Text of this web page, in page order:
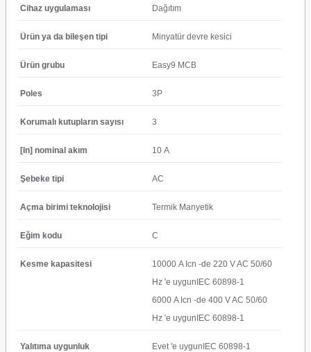
Cihaz uygulaması Dağıtım
Ürün ya da bileşen tipi Minyatür devre kesici
Ürün grubu Easy9 MCB
Poles 3P
Korumalı kutupların sayısı 3
[In] nominal akım 10 A
Şebeke tipi AC
Açma birimi teknolojisi Termik Manyetik
Eğim kodu C
Kesme kapasitesi
10000 A Icn -de 220 V AC 50/60
Hz 'e uygunIEC 60898-1
6000 A Icn -de 400 V AC 50/60
Hz 'e uygunIEC 60898-1
Yalıtıma uygunluk Evet 'e uygunIEC 60898-1